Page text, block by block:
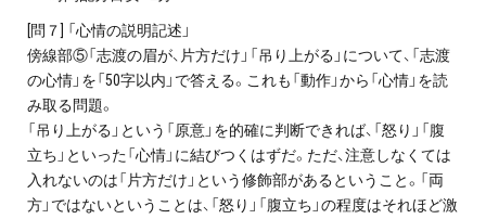
[問７] 「心情の説明記述」
傍線部⑤「志渡の眉が、片方だけ」「吊り上がる」について、「志渡
の心情」を「50字以内」で答える。これも「動作」から「心情」を読
み取る問題。
「吊り上がる」という「原意」を的確に判断できれば、「怒り」「腹
立ち」といった「心情」に結びつくはずだ。ただ、注意しなくては
入れないのは「片方だけ」という修飾部があるということ。「両
方」ではないということは、「怒り」「腹立ち」の程度はそれほど激